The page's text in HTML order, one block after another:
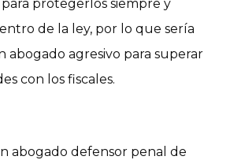
protegerlos siempre y
de la ley, por lo que sería
abogado agresivo para superar
con los fiscales.
abogado defensor penal de